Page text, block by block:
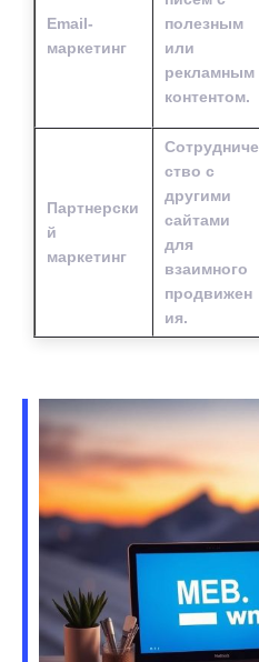
Email-
маркетинг
полезным
или
рекламным
контентом.
Партнерски
й
маркетинг
Сотрудниче
ство с
другими
сайтами
для
взаимного
продвижен
ия.